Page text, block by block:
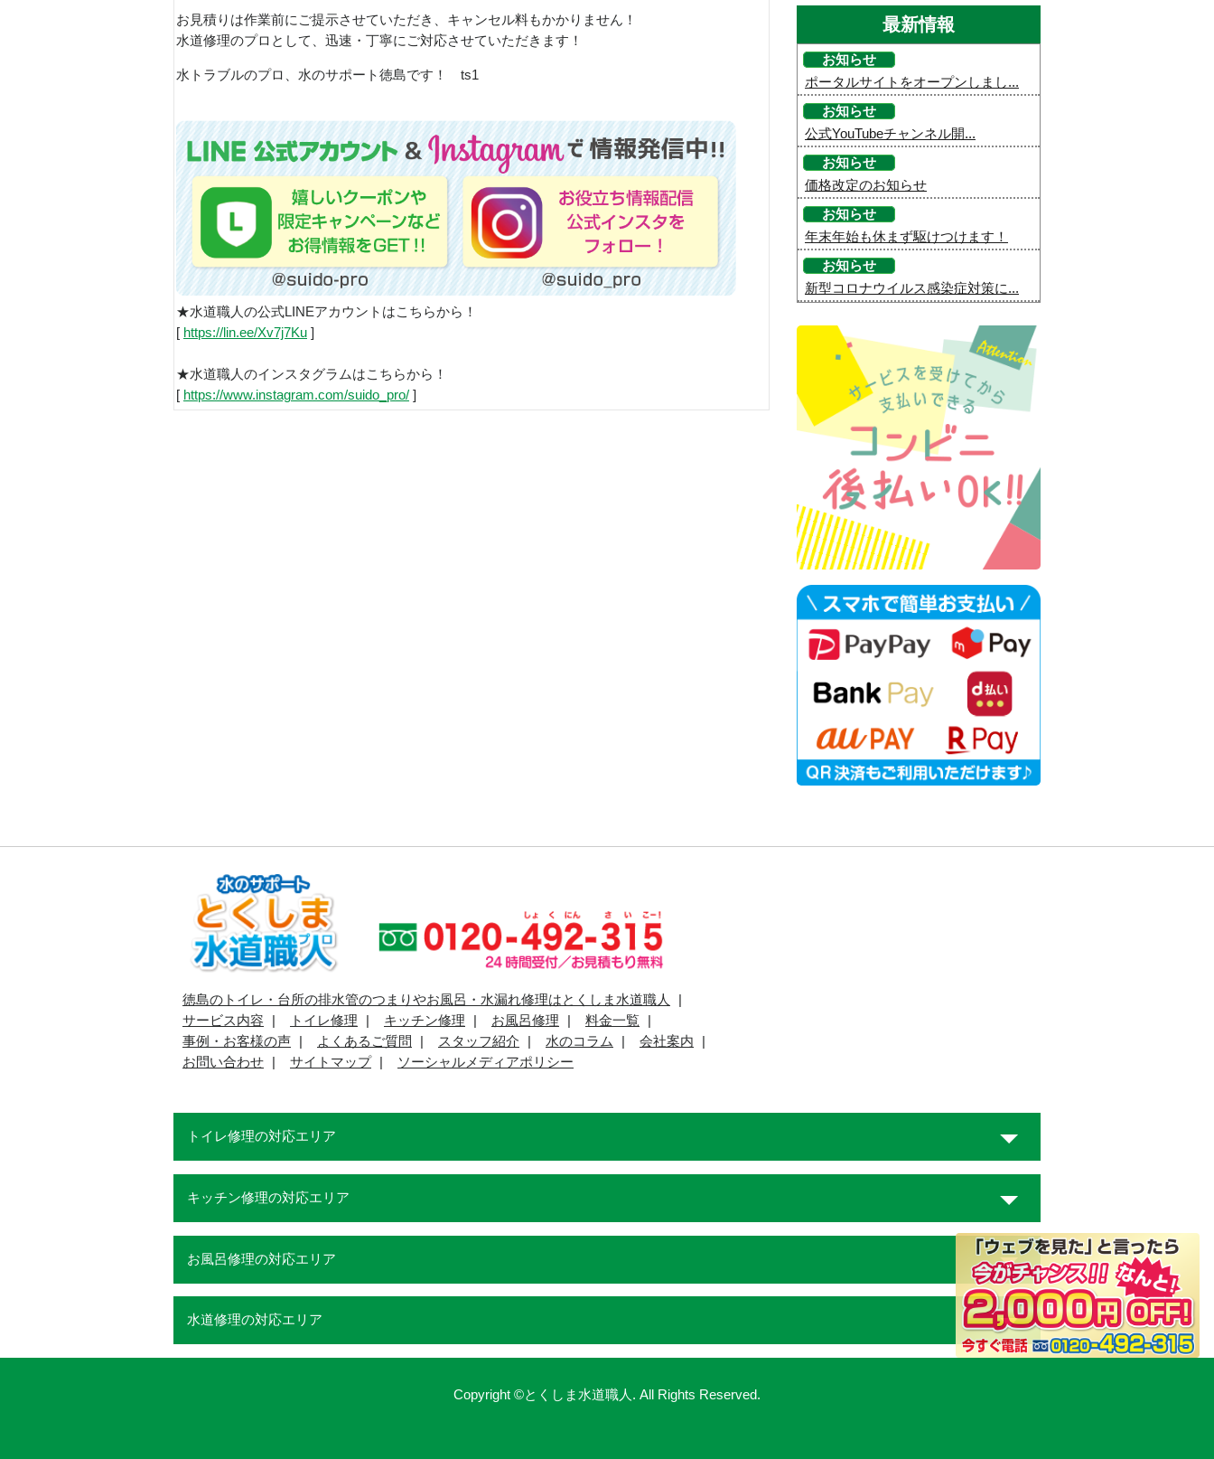
お見積りは作業前にご提示させていただき、キャンセル料もかかりません！
水道修理のプロとして、迅速・丁寧にご対応させていただきます！
水トラブルのプロ、水のサポート徳島です！ ts1
★水道職人の公式LINEアカウントはこちらから！
[ https://lin.ee/Xv7j7Ku ]
★水道職人のインスタグラムはこちらから！
[ https://www.instagram.com/suido_pro/ ]
最新情報
お知らせ
ポータルサイトをオープンしまし...
お知らせ
公式YouTubeチャンネル開...
お知らせ
価格改定のお知らせ
お知らせ
年末年始も休まず駆けつけます！
お知らせ
新型コロナウイルス感染症対策に...
徳島のトイレ・台所の排水管のつまりやお風呂・水漏れ修理はとくしま水道職人
サービス内容
トイレ修理 キッチン修理 お風呂修理
料金一覧
事例・お客様の声
よくあるご質問 スタッフ紹介 水のコラム
会社案内
お問い合わせ
サイトマップ ソーシャルメディアポリシー
トイレ修理の対応エリア
キッチン修理の対応エリア
お風呂修理の対応エリア
水道修理の対応エリア
Copyright ©とくしま水道職人. All Rights Reserved.